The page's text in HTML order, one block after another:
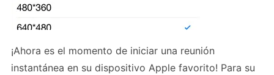
¡Ahora es el momento de iniciar una reunión
instantánea en su dispositivo Apple favorito! Para su